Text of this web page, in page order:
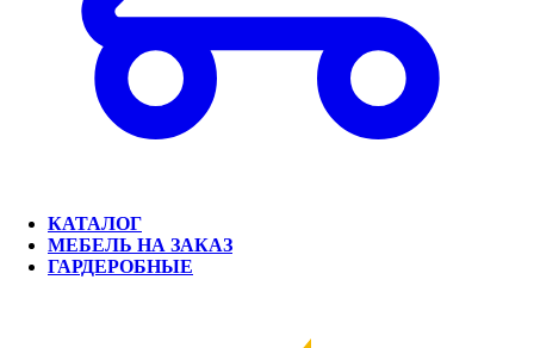
КАТАЛОГ
МЕБЕЛЬ НА ЗАКАЗ
ГАРДЕРОБНЫЕ